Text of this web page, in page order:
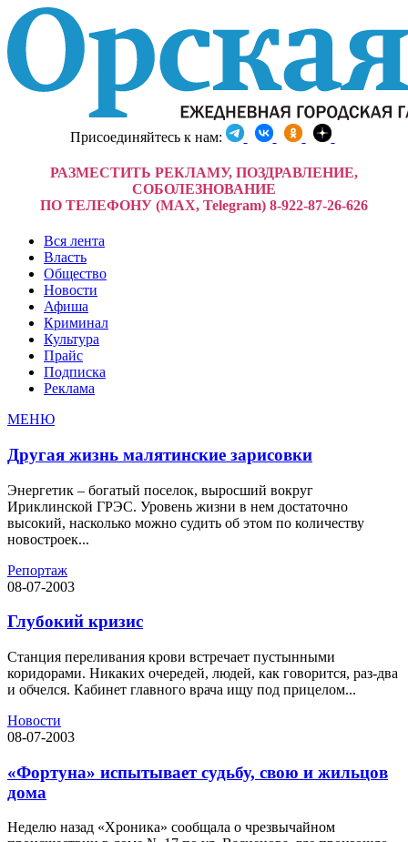
Присоединяйтесь к нам:
РАЗМЕСТИТЬ РЕКЛАМУ, ПОЗДРАВЛЕНИЕ,
СОБОЛЕЗНОВАНИЕ
ПО ТЕЛЕФОНУ (MAX, Telegram) 8-922-87-26-626
Вся лента
Власть
Общество
Новости
Афиша
Криминал
Культура
Прайс
Подписка
Реклама
МЕНЮ
Другая жизнь малятинские зарисовки
Энергетик – богатый поселок, выросший вокруг
Ириклинской ГРЭС. Уровень жизни в нем достаточно
высокий, насколько можно судить об этом по количеству
новостроек...
Репортаж
08-07-2003
Глубокий кризис
Станция переливания крови встречает пустынными
коридорами. Никаких очередей, людей, как говорится, раз-два
и обчелся. Кабинет главного врача ищу под прицелом...
Новости
08-07-2003
«Фортуна» испытывает судьбу, свою и жильцов
дома
Неделю назад «Хроника» сообщала о чрезвычайном